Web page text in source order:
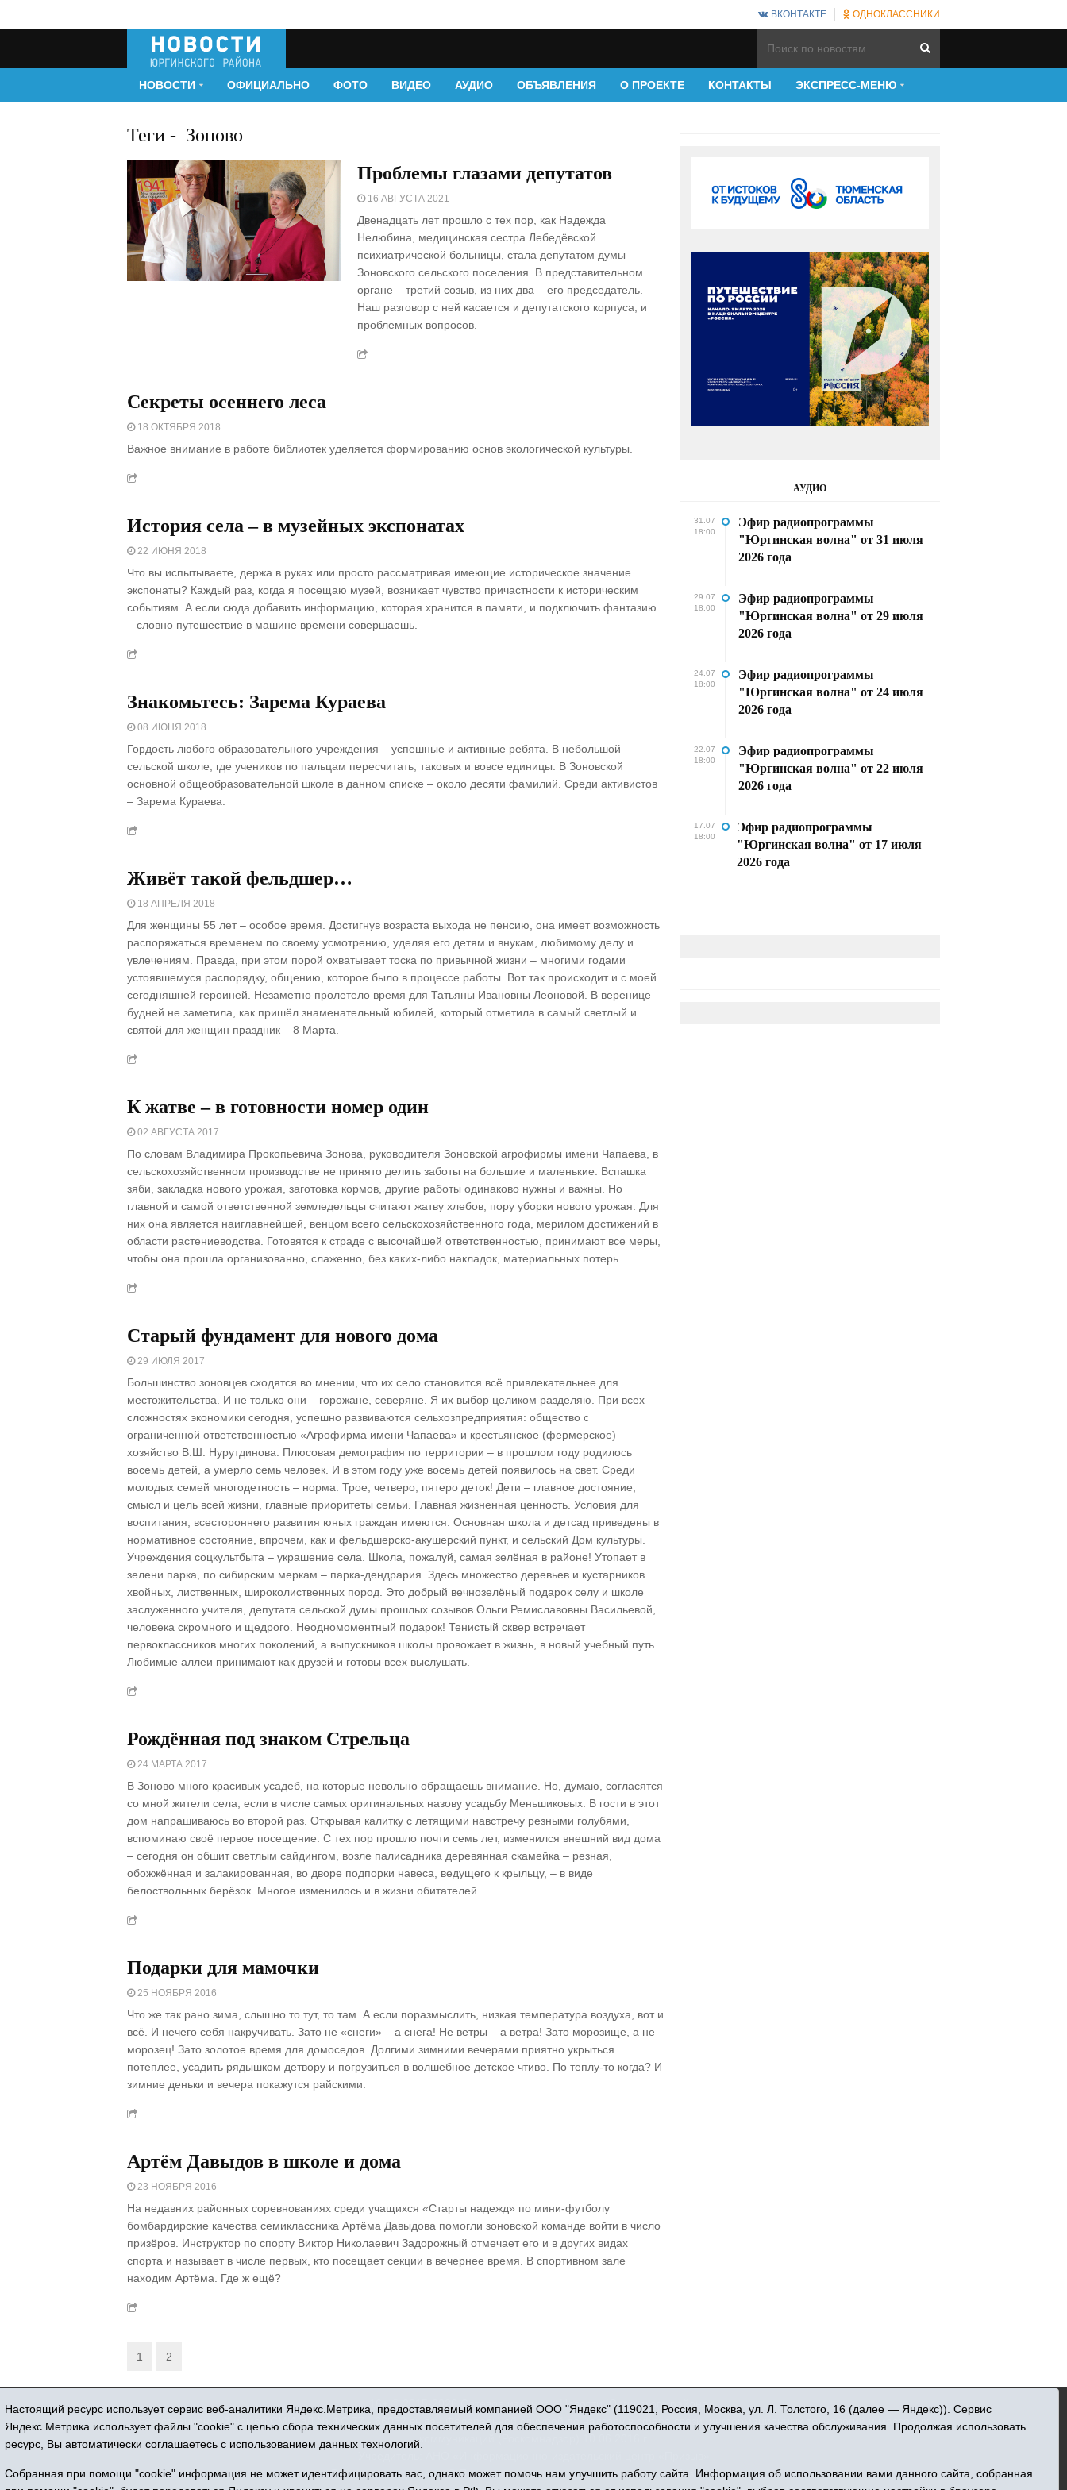
ВКОНТАКТЕ ОДНОКЛАССНИКИ
НОВОСТИ ОФИЦИАЛЬНО ФОТО ВИДЕО АУДИО ОБЪЯВЛЕНИЯ О ПРОЕКТЕ КОНТАКТЫ ЭКСПРЕСС-МЕНЮ
Теги - Зоново
Проблемы глазами депутатов
16 АВГУСТА 2021
Двенадцать лет прошло с тех пор, как Надежда
Нелюбина, медицинская сестра Лебедёвской
психиатрической больницы, стала депутатом думы
Зоновского сельского поселения. В представительном
органе – третий созыв, из них два – его председатель.
Наш разговор с ней касается и депутатского корпуса, и
проблемных вопросов.
Секреты осеннего леса
18 ОКТЯБРЯ 2018
Важное внимание в работе библиотек уделяется формированию основ экологической культуры.
История села – в музейных экспонатах
22 ИЮНЯ 2018
Что вы испытываете, держа в руках или просто рассматривая имеющие историческое значение
экспонаты? Каждый раз, когда я посещаю музей, возникает чувство причастности к историческим
событиям. А если сюда добавить информацию, которая хранится в памяти, и подключить фантазию
– словно путешествие в машине времени совершаешь.
Знакомьтесь: Зарема Кураева
08 ИЮНЯ 2018
Гордость любого образовательного учреждения – успешные и активные ребята. В небольшой
сельской школе, где учеников по пальцам пересчитать, таковых и вовсе единицы. В Зоновской
основной общеобразовательной школе в данном списке – около десяти фамилий. Среди активистов
– Зарема Кураева.
Живёт такой фельдшер…
18 АПРЕЛЯ 2018
Для женщины 55 лет – особое время. Достигнув возраста выхода не пенсию, она имеет возможность
распоряжаться временем по своему усмотрению, уделяя его детям и внукам, любимому делу и
увлечениям. Правда, при этом порой охватывает тоска по привычной жизни – многими годами
устоявшемуся распорядку, общению, которое было в процессе работы. Вот так происходит и с моей
сегодняшней героиней. Незаметно пролетело время для Татьяны Ивановны Леоновой. В веренице
будней не заметила, как пришёл знаменательный юбилей, который отметила в самый светлый и
святой для женщин праздник – 8 Марта.
К жатве – в готовности номер один
02 АВГУСТА 2017
По словам Владимира Прокопьевича Зонова, руководителя Зоновской агрофирмы имени Чапаева, в
сельскохозяйственном производстве не принято делить заботы на большие и маленькие. Вспашка
зяби, закладка нового урожая, заготовка кормов, другие работы одинаково нужны и важны. Но
главной и самой ответственной земледельцы считают жатву хлебов, пору уборки нового урожая. Для
них она является наиглавнейшей, венцом всего сельскохозяйственного года, мерилом достижений в
области растениеводства. Готовятся к страде с высочайшей ответственностью, принимают все меры,
чтобы она прошла организованно, слаженно, без каких-либо накладок, материальных потерь.
Старый фундамент для нового дома
29 ИЮЛЯ 2017
Большинство зоновцев сходятся во мнении, что их село становится всё привлекательнее для
местожительства. И не только они – горожане, северяне. Я их выбор целиком разделяю. При всех
сложностях экономики сегодня, успешно развиваются сельхозпредприятия: общество с
ограниченной ответственностью «Агрофирма имени Чапаева» и крестьянское (фермерское)
хозяйство В.Ш. Нурутдинова. Плюсовая демография по территории – в прошлом году родилось
восемь детей, а умерло семь человек. И в этом году уже восемь детей появилось на свет. Среди
молодых семей многодетность – норма. Трое, четверо, пятеро деток! Дети – главное достояние,
смысл и цель всей жизни, главные приоритеты семьи. Главная жизненная ценность. Условия для
воспитания, всестороннего развития юных граждан имеются. Основная школа и детсад приведены в
нормативное состояние, впрочем, как и фельдшерско-акушерский пункт, и сельский Дом культуры.
Учреждения соцкультбыта – украшение села. Школа, пожалуй, самая зелёная в районе! Утопает в
зелени парка, по сибирским меркам – парка-дендрария. Здесь множество деревьев и кустарников
хвойных, лиственных, широколиственных пород. Это добрый вечнозелёный подарок селу и школе
заслуженного учителя, депутата сельской думы прошлых созывов Ольги Ремиславовны Васильевой,
человека скромного и щедрого. Неодномоментный подарок! Тенистый сквер встречает
первоклассников многих поколений, а выпускников школы провожает в жизнь, в новый учебный путь.
Любимые аллеи принимают как друзей и готовы всех выслушать.
Рождённая под знаком Стрельца
24 МАРТА 2017
В Зоново много красивых усадеб, на которые невольно обращаешь внимание. Но, думаю, согласятся
со мной жители села, если в числе самых оригинальных назову усадьбу Меньшиковых. В гости в этот
дом напрашиваюсь во второй раз. Открывая калитку с летящими навстречу резными голубями,
вспоминаю своё первое посещение. С тех пор прошло почти семь лет, изменился внешний вид дома
– сегодня он обшит светлым сайдингом, возле палисадника деревянная скамейка – резная,
обожжённая и залакированная, во дворе подпорки навеса, ведущего к крыльцу, – в виде
белоствольных берёзок. Многое изменилось и в жизни обитателей…
Подарки для мамочки
25 НОЯБРЯ 2016
Что же так рано зима, слышно то тут, то там. А если поразмыслить, низкая температура воздуха, вот и
всё. И нечего себя накручивать. Зато не «снеги» – а снега! Не ветры – а ветра! Зато морозище, а не
морозец! Зато золотое время для домоседов. Долгими зимними вечерами приятно укрыться
потеплее, усадить рядышком детвору и погрузиться в волшебное детское чтиво. По теплу-то когда? И
зимние деньки и вечера покажутся райскими.
Артём Давыдов в школе и дома
23 НОЯБРЯ 2016
На недавних районных соревнованиях среди учащихся «Старты надежд» по мини-футболу
бомбардирские качества семиклассника Артёма Давыдова помогли зоновской команде войти в число
призёров. Инструктор по спорту Виктор Николаевич Задорожный отмечает его и в других видах
спорта и называет в числе первых, кто посещает секции в вечернее время. В спортивном зале
находим Артёма. Где ж ещё?
1 2
АУДИО
31.07
18:00
Эфир радиопрограммы
"Юргинская волна" от 31 июля
2026 года
29.07
18:00
Эфир радиопрограммы
"Юргинская волна" от 29 июля
2026 года
24.07
18:00
Эфир радиопрограммы
"Юргинская волна" от 24 июля
2026 года
22.07
18:00
Эфир радиопрограммы
"Юргинская волна" от 22 июля
2026 года
17.07
18:00
Эфир радиопрограммы
"Юргинская волна" от 17 июля
2026 года
16+ © 2015-2026 Сетевое издание «Новости Юргинского района»
Регистрационный номер СМИ ЭЛ № ФС 77 - 66052 выдан Федеральной службой по надзору в сфере связи, информационных технологий и массовых
коммуникаций (Роскомнадзор) 10.06.2016 г.
Все права защищены © При использовании материалов ссылка обязательна
Настоящий ресурс использует сервис веб-аналитики Яндекс.Метрика, предоставляемый компанией ООО "Яндекс" (119021, Россия, Москва, ул. Л. Толстого, 16 (далее — Яндекс)). Сервис
Яндекс.Метрика использует файлы "cookie" с целью сбора технических данных посетителей для обеспечения работоспособности и улучшения качества обслуживания. Продолжая использовать
ресурс, Вы автоматически соглашаетесь с использованием данных технологий.
Собранная при помощи "cookie" информация не может идентифицировать вас, однако может помочь нам улучшить работу сайта. Информация об использовании вами данного сайта, собранная